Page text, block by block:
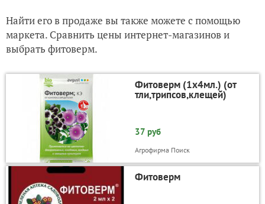
Найти его в продаже вы также можете с помощью
маркета. Сравнить цены интернет-магазинов и
выбрать фитоверм.
Фитоверм (1х4мл.) (от
тли,трипсов,клещей)
37 руб
Агрофирма Поиск
Фитоверм